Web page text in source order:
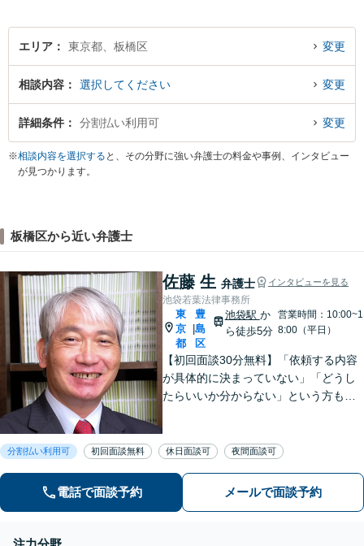
エリア 東京都、板橋区 変更
相談内容 選択してください 変更
詳細条件 分割払い利用可 変更
※相談内容を選択する と、その分野に強い弁護士の料金や事例、インタビュー
が見つかります。
板橋区から近い弁護士
佐藤 生 弁護士 インタビューを見る
池袋若葉法律事務所
東
京
都
豊
島
区
池袋駅 か
ら徒歩5分
営業時間：10:00~1
8:00（平日）
【初回面談30分無料】「依頼する内容
が具体的に決まっていない」「どうし
たらいいか分からない」という方も、
故、相続遺言、不動産・住まい
分割払い利用可 初回面談無料 休日面談可 夜間面談可
電話で面談予約 メールで面談予約